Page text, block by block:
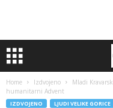
Home Izdvojeno
Mladi
humanitarni Advent
IZDVOJENO LJUDI VELIKE GORICE